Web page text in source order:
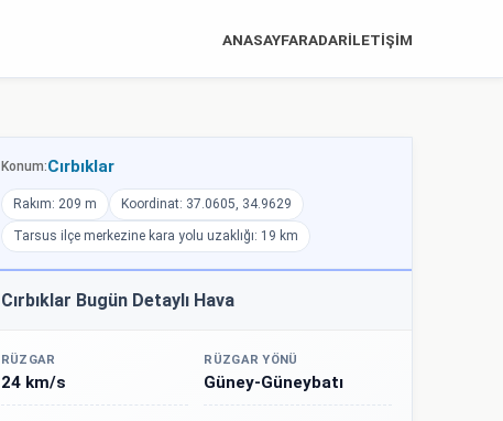
ANASAYFARADARİLETİŞİM
Konum:Cırbıklar
Rakım: 209 m Koordinat: 37.0605, 34.9629
Tarsus ilçe merkezine kara yolu uzaklığı: 19 km
Cırbıklar Bugün Detaylı Hava
RÜZGAR
24 km/s
RÜZGAR YÖNÜ
Güney-Güneybatı